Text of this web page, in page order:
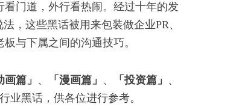
门道，外行看热闹。经过十年的发
，这些黑话被用来包装做企业PR、
与下属之间的沟通技巧。
画篇」 、 「漫画篇」 、 「投资篇」 、
业黑话，供各位进行参考。